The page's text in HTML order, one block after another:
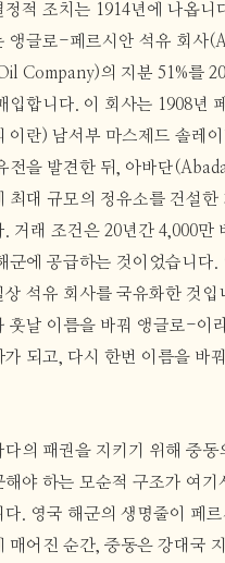
정적 조치는 1914년에 나옵니
앵글로-페르시안 석유 회사
Company)의 지분 51%를
입합니다. 이 회사는 1908년
이란) 남서부 마스제드 솔레
전을 발견한 뒤, 아바단
최대 규모의 정유소를 건설한
. 거래 조건은 20년간 4,000만
군에 공급하는 것이었습니다.
상 석유 회사를 국유화한 것입
훗날 이름을 바꿔 앵글로-이
가 되고, 다시 한번 이름을 바
다의 패권을 지키기 위해 중동
해야 하는 모순적 구조가 여기
다. 영국 해군의 생명줄이 페
매어진 순간, 중동은 강대국